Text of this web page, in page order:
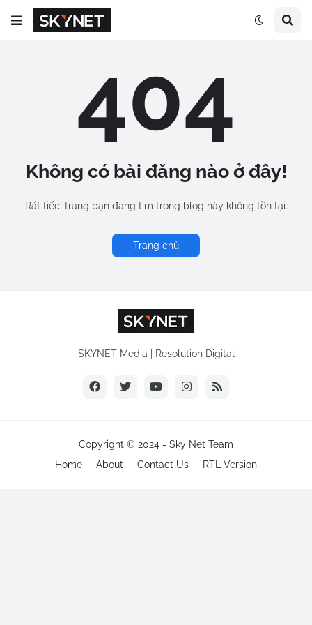
404
Không có bài đăng nào ở đây!
Rất tiếc, trang bạn đang tìm trong blog này không tồn tại.
Trang chủ
SKYNET Media | Resolution Digital
Copyright © 2024 - Sky Net Team
Home
About Contact Us RTL Version